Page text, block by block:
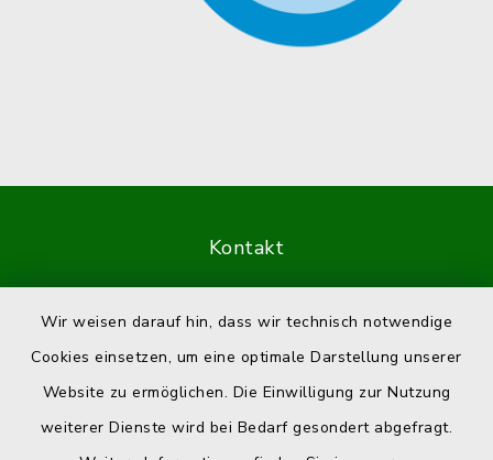
Wir weisen darauf hin, dass wir technisch notwendige
Cookies einsetzen, um eine optimale Darstellung unserer
Website zu ermöglichen. Die Einwilligung zur Nutzung
weiterer Dienste wird bei Bedarf gesondert abgefragt.
Kontakt
Datenschutz
Impressum